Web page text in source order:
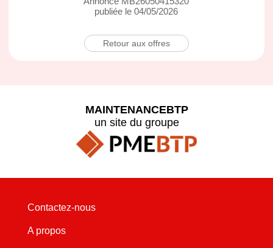
publiée le 04/05/2026
Retour aux offres
MAINTENANCEBTP
un site du groupe
Contactez-nous
A propos